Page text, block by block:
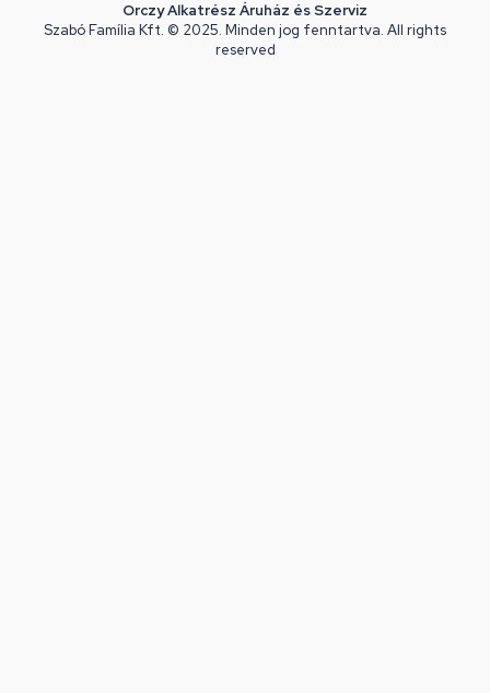
Orczy Alkatrész Áruház és Szerviz
Szabó Família Kft. © 2025. Minden jog fenntartva. All rights
reserved